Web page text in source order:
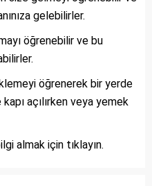
gelebilirler.
öğrenebilir ve bu
öğrenerek bir yerde
açılırken veya yemek
almak için tıklayın.